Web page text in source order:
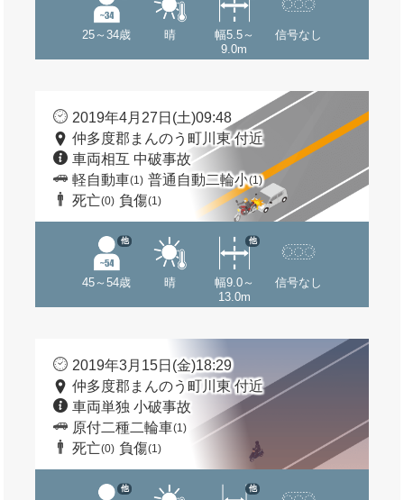
25～34歳 晴
幅5.5～
9.0m
信号なし
2019年4月27日(土)09:48
仲多度郡まんのう町川東 付近
車両相互 中破事故
軽自動車(1) 普通自動二輪小(1)
死亡(0) 負傷(1)
45～54歳
他
晴
幅9.0～
13.0m
他
信号なし
2019年3月15日(金)18:29
仲多度郡まんのう町川東 付近
車両単独 小破事故
原付二種二輪車(1)
死亡(0) 負傷(1)
他 他